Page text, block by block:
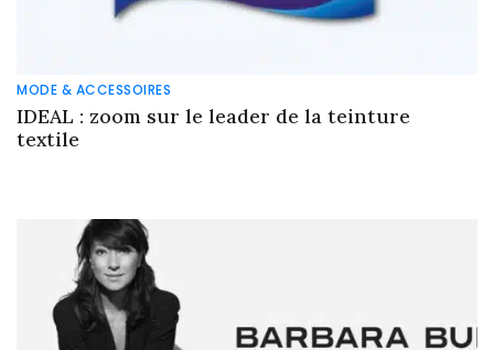
MODE & ACCESSOIRES
IDEAL : zoom sur le leader de la teinture
textile